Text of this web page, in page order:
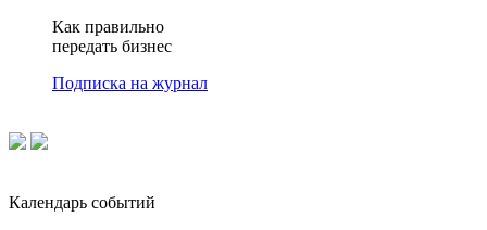
Как правильно
передать бизнес
Подписка на журнал
Календарь событий